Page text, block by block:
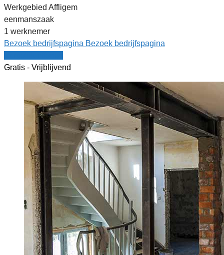
Werkgebied Affligem
eenmanszaak
1 werknemer
Bezoek bedrijfspagina Bezoek bedrijfspagina
Gratis - Vrijblijvend